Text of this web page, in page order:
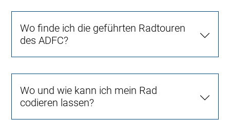
Wo finde ich die geführten Radtouren
des ADFC?
Wo und wie kann ich mein Rad
codieren lassen?